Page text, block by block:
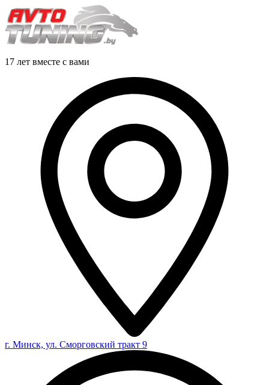
17 лет вместе с вами
г. Минск, ул. Сморговский тракт 9